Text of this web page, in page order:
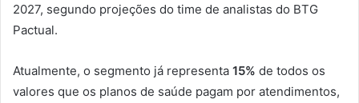
2027, segundo projeções do time de analistas do BTG
Pactual.
Atualmente, o segmento já representa 15% de todos os
valores que os planos de saúde pagam por atendimentos,